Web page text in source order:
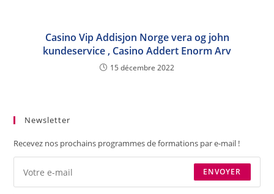
Casino Vip Addisjon Norge vera og john
kundeservice , Casino Addert Enorm Arv
15 décembre 2022
Newsletter
Recevez nos prochains programmes de formations par e-mail !
ENVOYER